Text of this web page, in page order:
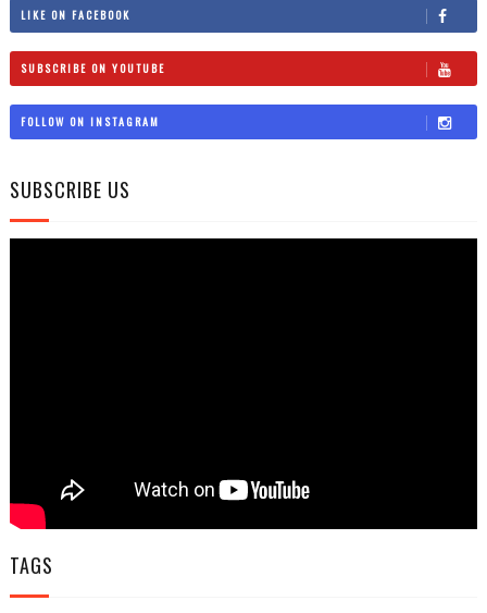
LIKE ON FACEBOOK
SUBSCRIBE ON YOUTUBE
FOLLOW ON INSTAGRAM
SUBSCRIBE US
TAGS